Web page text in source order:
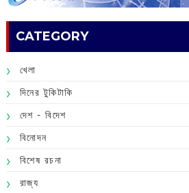
CATEGORY
খেলা
দিনের টুকিটাকি
দেশ - বিদেশ
বিনোদন
বিশেষ রচনা
রাজ্য